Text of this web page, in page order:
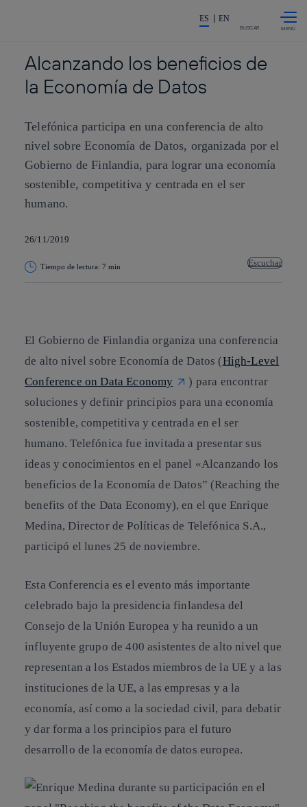
La acción en accionistas e
ES EN
BUSCAR
Alcanzando los beneficios de
la Economía de Datos
Telefónica participa en una conferencia de alto
nivel sobre Economía de Datos, organizada por el
Gobierno de Finlandia, para lograr una economía
sostenible, competitiva y centrada en el ser
humano.
26/11/2019
Tiempo de lectura: 7 min Escuchar
El Gobierno de Finlandia organiza una conferencia
de alto nivel sobre Economía de Datos (High-Level
Conference on Data Economy
) para encontrar
soluciones y definir principios para una economía
sostenible, competitiva y centrada en el ser
humano. Telefónica fue invitada a presentar sus
ideas y conocimientos en el panel «Alcanzando los
beneficios de la Economía de Datos” (Reaching the
benefits of the Data Economy), en el que Enrique
Medina, Director de Políticas de Telefónica S.A.,
participó el lunes 25 de noviembre.
Esta Conferencia es el evento más importante
celebrado bajo la presidencia finlandesa del
Consejo de la Unión Europea y ha reunido a un
influyente grupo de 400 asistentes de alto nivel que
representan a los Estados miembros de la UE y a las
instituciones de la UE, a las empresas y a la
economía, así como a la sociedad civil, para debatir
y dar forma a los principios para el futuro
desarrollo de la economía de datos europea.